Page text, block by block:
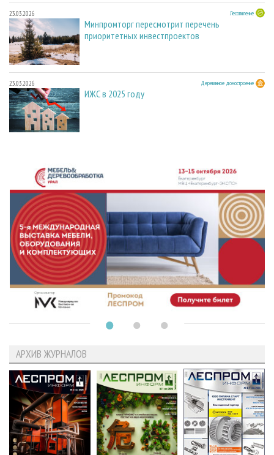
23.03.2026 Лесопиление
Минпромторг пересмотрит перечень
приоритетных инвестпроектов
23.03.2026 Деревянное домостроение
ИЖС в 2025 году
АРХИВ ЖУРНАЛОВ